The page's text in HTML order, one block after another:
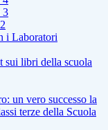
3
i Laboratori
sui libri della scuola
un vero successo la
terze della Scuola